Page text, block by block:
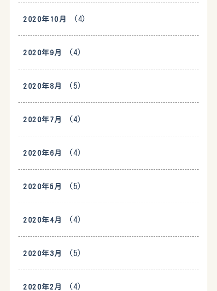
2020年10月 (4)
2020年9月 (4)
2020年8月 (5)
2020年7月 (4)
2020年6月 (4)
2020年5月 (5)
2020年4月 (4)
2020年3月 (5)
2020年2月 (4)